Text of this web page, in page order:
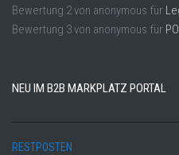
Bewertung 2von anonymous für
Bewertung 3von anonymous für
NEU IM B2B MARKPLATZ PORTAL
RESTPOSTEN